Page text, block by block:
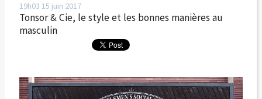
19h03 15 juin 2017
Tonsor & Cie, le style et les bonnes manières au
masculin